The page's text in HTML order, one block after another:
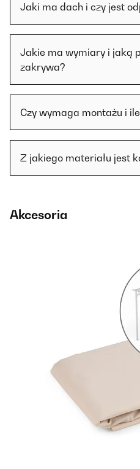
Jaki ma dach i czy jest
Jakie ma wymiary i jaką
zakrywa?
Czy wymaga montażu i
Z jakiego materiału jest
Akcesoria